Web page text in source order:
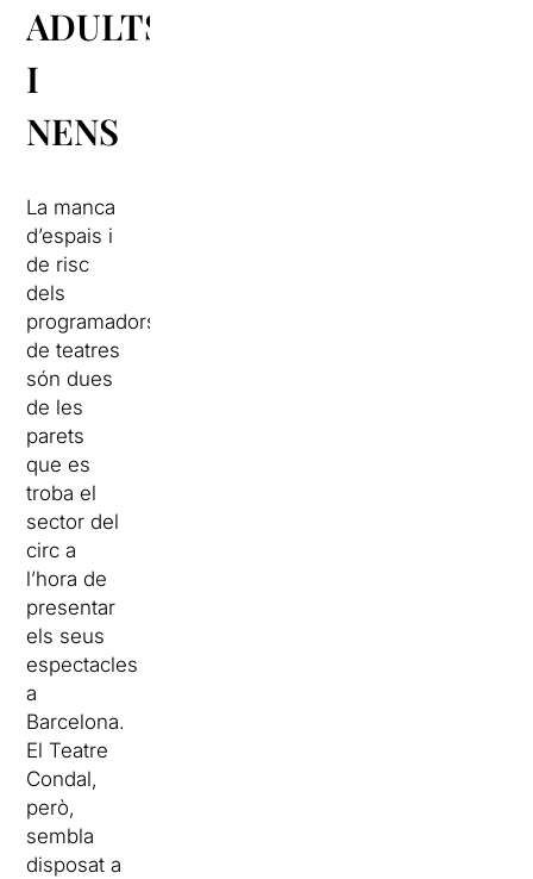
ADULTS
I
NENS
La manca
d’espais i
de risc
dels
programadors
de teatres
són dues
de les
parets
que es
troba el
sector del
circ a
l’hora de
presentar
els seus
espectacles
a
Barcelona.
El Teatre
Condal,
però,
sembla
disposat a